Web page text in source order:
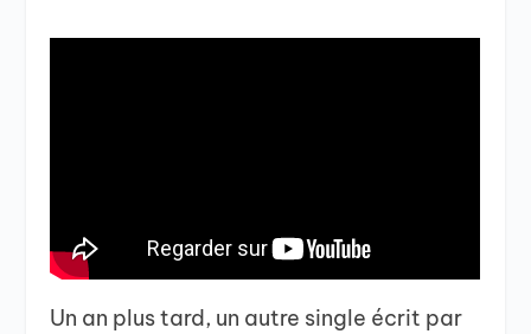
Un an plus tard, un autre single écrit par